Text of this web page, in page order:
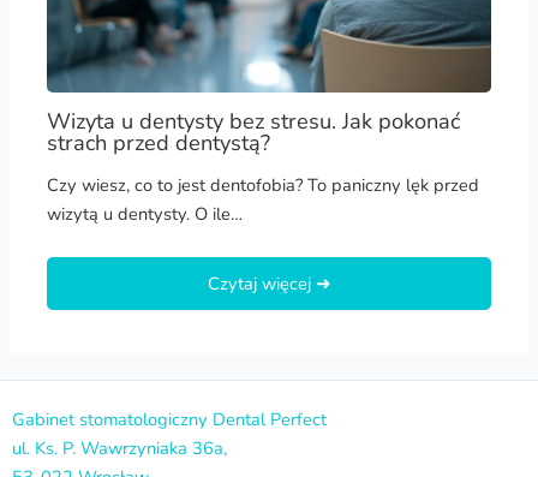
Wizyta u dentysty bez stresu. Jak pokonać
strach przed dentystą?
Czy wiesz, co to jest dentofobia? To paniczny lęk przed
wizytą u dentysty. O ile…
Czytaj więcej ➜
Gabinet stomatologiczny Dental Perfect
ul. Ks. P. Wawrzyniaka 36a,